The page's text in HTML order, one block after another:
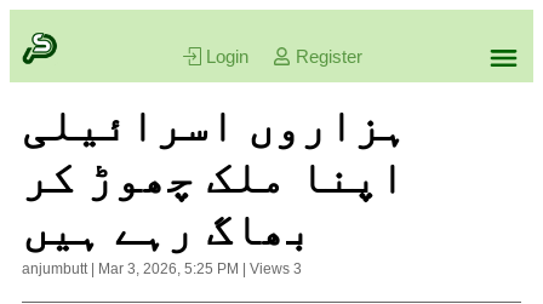
Login Register
ہزاروں اسرائیلی
اپنا ملک چھوڑ کر
بھاگ رہے ہیں
anjumbutt| Mar 3, 2026, 5:25 PM Views 3